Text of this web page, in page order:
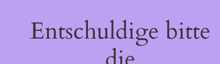
Entschuldige bitte